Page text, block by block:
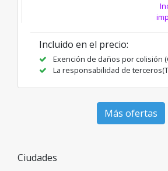
Incluido en el precio:
Exención de daños por colisión
La responsabilidad de
Más ofertas
Ciudades